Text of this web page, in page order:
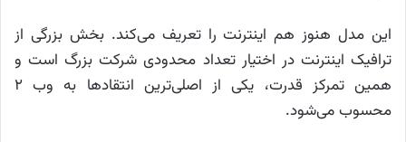
این مدل هنوز هم اینترنت را تعریف می‌کند. بخش بزرگی از
ترافیک اینترنت در اختیار تعداد محدودی شرکت بزرگ است و
همین تمرکز قدرت، یکی از اصلی‌ترین انتقادها به وب ۲
محسوب می‌شود.